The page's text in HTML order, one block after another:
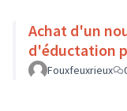
Achat d'un
d'éductation
Fouxfeuxrieux